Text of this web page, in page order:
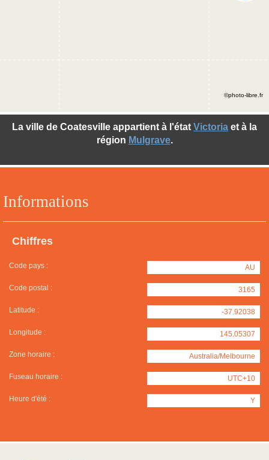
Informations
Chiffres
Code pays : AU
Code postal : 3165
Latitude : -37.92038
Longitude : 145.05307
Zone horaire : Australia/Melbourne
Fuseau horaire : UTC+10
Heure d'été : Y
La ville de Coatesville appartient à l'état Victoria et à la
région Mulgrave.
©photo-libre.fr